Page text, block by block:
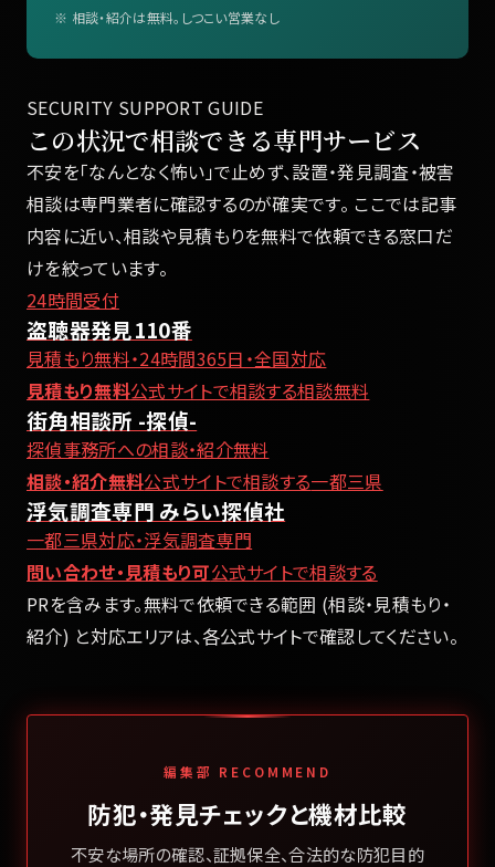
※ 相談・紹介は無料。しつこい営業なし
SECURITY SUPPORT GUIDE
この状況で相談できる専門サービス
不安を「なんとなく怖い」で止めず、設置・発見調査・被害
相談は専門業者に確認するのが確実です。 ここでは記事
内容に近い、相談や見積もりを無料で依頼できる窓口だ
けを絞っています。
24時間受付
盗聴器発見110番
見積もり無料・24時間365日・全国対応
見積もり無料公式サイトで相談する相談無料
街角相談所 -探偵-
探偵事務所への相談・紹介無料
相談・紹介無料公式サイトで相談する一都三県
浮気調査専門 みらい探偵社
一都三県対応・浮気調査専門
問い合わせ・見積もり可公式サイトで相談する
PRを含みます。無料で依頼できる範囲 (相談・見積もり・
紹介) と対応エリアは、各公式サイトで確認してください。
編集部 RECOMMEND
防犯・発見チェックと機材比較
不安な場所の確認、証拠保全、合法的な防犯目的